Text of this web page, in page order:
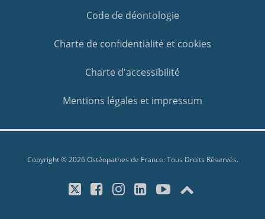
Code de déontologie
Charte de confidentialité et cookies
Charte d'accessibilité
Mentions légales et impressum
Copyright © 2026 Ostéopathes de France. Tous Droits Réservés.
X/Twitter
Facebook
Instagram
LinkedInYouTube
Top